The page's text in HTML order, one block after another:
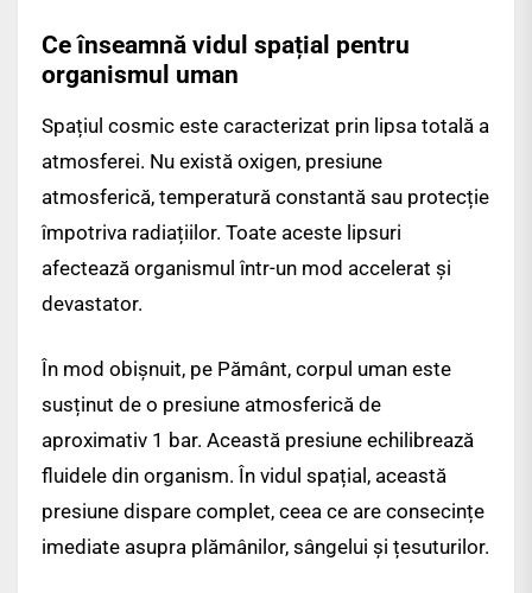
Ce înseamnă vidul spațial pentru
organismul uman
Spațiul cosmic este caracterizat prin lipsa totală a
atmosferei. Nu există oxigen, presiune
atmosferică, temperatură constantă sau protecție
împotriva radiațiilor. Toate aceste lipsuri
afectează organismul într-un mod accelerat și
devastator.
În mod obișnuit, pe Pământ, corpul uman este
susținut de o presiune atmosferică de
aproximativ 1 bar. Această presiune echilibrează
fluidele din organism. În vidul spațial, această
presiune dispare complet, ceea ce are consecințe
imediate asupra plămânilor, sângelui și țesuturilor.